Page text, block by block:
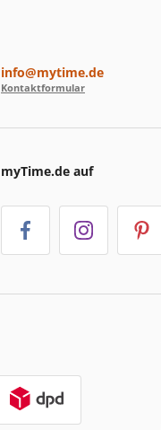
info@mytime.de
Kontaktformular
myTime.de auf